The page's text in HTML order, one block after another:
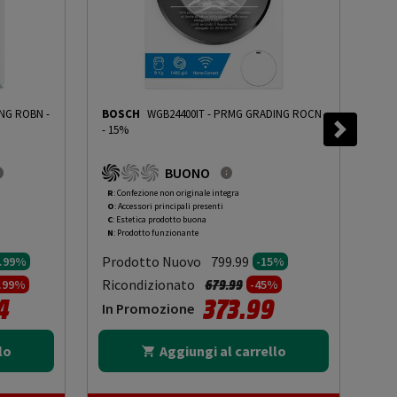
ROBN -
da
BOSCH WGB24400IT- PRMG GRADING ROCN
- 15%
BUONO
R: Confezione non originale integra
O: Accessori principali presenti
C: Estetica prodotto buona
N: Prodotto funzionante
Prodotto Nuovo 799.99 -15%
Ricondizionato Prezzo ridotto da
679.99a-45%
In Promozione 373.99
Aggiungi al carrello